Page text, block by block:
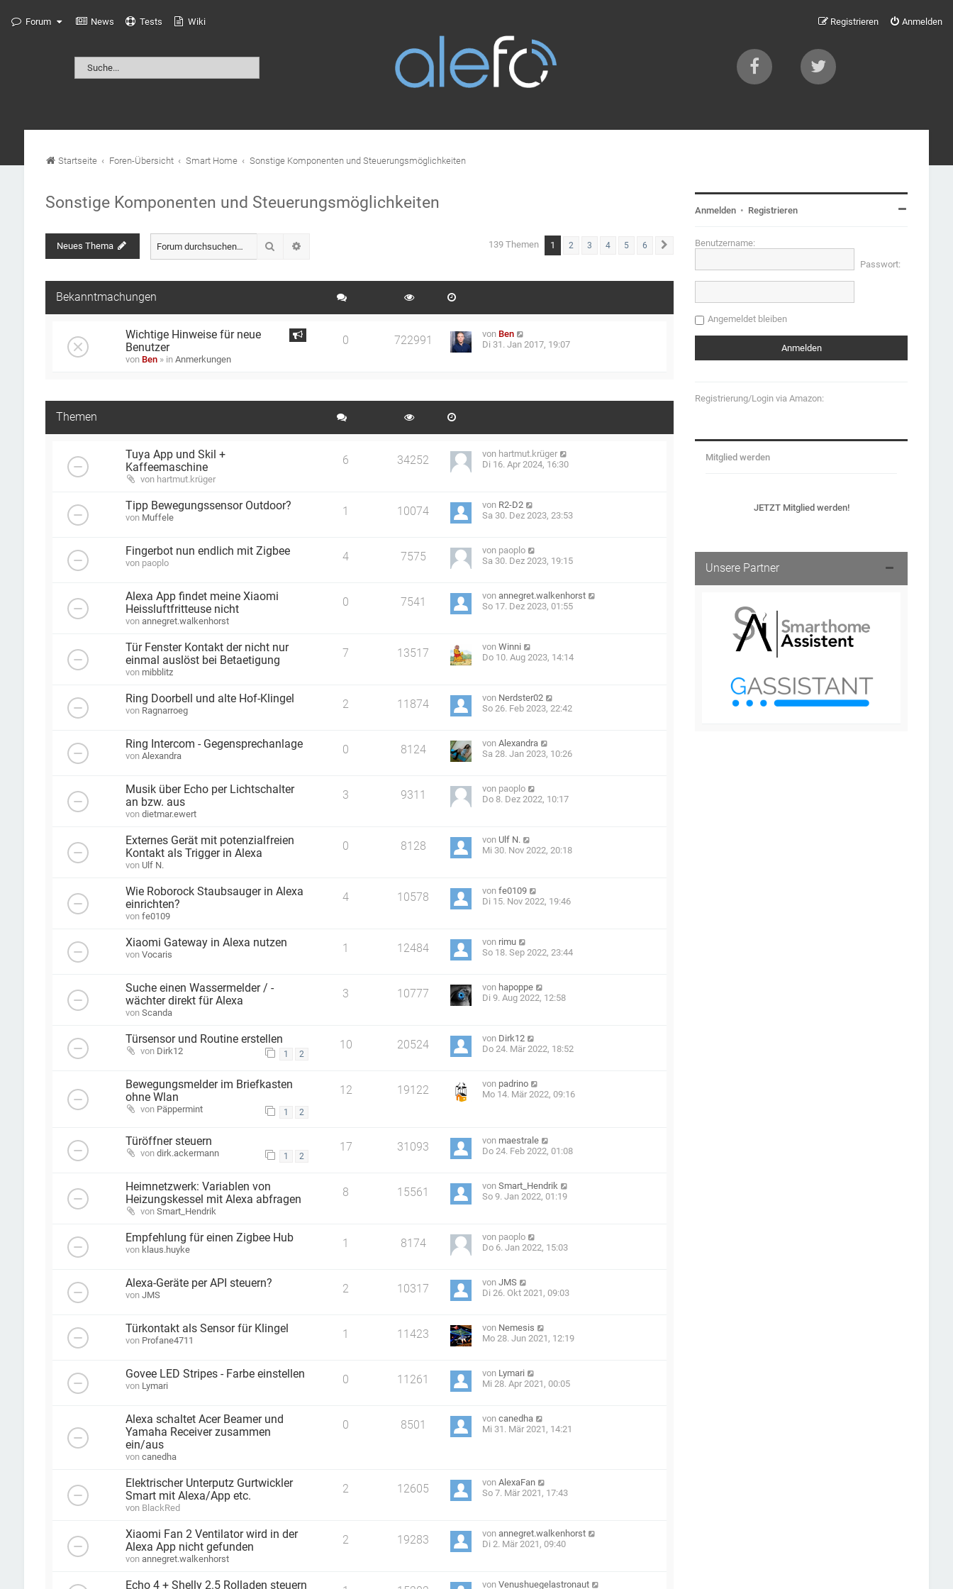
Forum News Tests Wiki Anmelden
Registrieren
Startseite Foren-Übersicht Smart Home Sonstige Komponenten und Steuerungsmöglichkeiten
Sonstige Komponenten und Steuerungsmöglichkeiten
Neues Thema Suche 139 Themen 1 2 3 4 5 6 Nächste
Bekanntmachungen
Wichtige Hinweise für neue
Benutzer
von Ben » in Anmerkungen
0 722991
von Ben
Di 31. Jan 2017, 19:07
Themen
Tuya App und Skil +
Kaffeemaschine
von hartmut.krüger
6 34252
von hartmut.krüger
Di 16. Apr 2024, 16:30
Tipp Bewegungssensor Outdoor?
von Muffele 1 10074
von R2-D2
Sa 30. Dez 2023, 23:53
Fingerbot nun endlich mit Zigbee
von paoplo 4 7575
von paoplo
Sa 30. Dez 2023, 19:15
Alexa App findet meine Xiaomi
Heissluftfritteuse nicht
von annegret.walkenhorst
0 7541
vonannegret.walkenhorst
So 17. Dez 2023, 01:55
Tür Fenster Kontakt der nicht nur
einmal auslöst bei Betaetigung
von mibblitz
7 13517
vonWinni
Do 10. Aug 2023, 14:14
Ring Doorbell und alte Hof-Klingel
von Ragnarroeg 2 11874
von Nerdster02
So 26. Feb 2023, 22:42
Ring Intercom - Gegensprechanlage
von Alexandra 0 8124
vonAlexandra
Sa 28. Jan 2023, 10:26
Musik über Echo per Lichtschalter
an bzw. aus
von dietmar.ewert
3 9311
von paoplo
Do 8. Dez 2022, 10:17
Externes Gerät mit potenzialfreien
Kontakt als Trigger in Alexa
von Ulf N.
0 8128
von Ulf N.
Mi 30. Nov 2022, 20:18
Wie Roborock Staubsauger in Alexa
einrichten?
von fe0109
4 10578
vonfe0109
Di 15. Nov 2022, 19:46
Xiaomi Gateway in Alexa nutzen
von Vocaris 1 12484
von rimu
So 18. Sep 2022, 23:44
Suche einen Wassermelder / -
wächter direkt für Alexa
von Scanda
3 10777
von hapoppe
Di 9. Aug 2022, 12:58
Türsensor und Routine erstellen
von Dirk12 1 2
10 20524
von Dirk12
Do 24. Mär 2022, 18:52
Bewegungsmelder im Briefkasten
ohne Wlan
von Päppermint 1 2
12 19122
von padrino
Mo 14. Mär 2022, 09:16
Türöffner steuern
von dirk.ackermann 1 2
17 31093
von maestrale
Do 24. Feb 2022, 01:08
Heimnetzwerk: Variablen von
Heizungskessel mit Alexa abfragen
von Smart_Hendrik
8 15561
vonSmart_Hendrik
So 9. Jan 2022, 01:19
Empfehlung für einen Zigbee Hub
von klaus.huyke 1 8174
von paoplo
Do 6. Jan 2022, 15:03
Alexa-Geräte per API steuern?
von JMS 2 10317
vonJMS
Di 26. Okt 2021, 09:03
Türkontakt als Sensor für Klingel
von Profane4711 1 11423
von Nemesis
Mo 28. Jun 2021, 12:19
Govee LED Stripes - Farbe einstellen
von Lymari 0 11261
von Lymari
Mi 28. Apr 2021, 00:05
Alexa schaltet Acer Beamer und
Yamaha Receiver zusammen
ein/aus
von canedha
0 8501
voncanedha
Mi 31. Mär 2021, 14:21
Elektrischer Unterputz Gurtwickler
Smart mit Alexa/App etc.
von BlackRed
2 12605
vonAlexaFan
So 7. Mär 2021, 17:43
Xiaomi Fan 2 Ventilator wird in der
Alexa App nicht gefunden
von annegret.walkenhorst
2 19283
vonannegret.walkenhorst
Di 2. Mär 2021, 09:40
Echo 4 + Shelly 2.5 Rolladen steuern vonVenushuegelastronaut
Anmelden • Registrieren
Benutzername:
Passwort:
Angemeldet bleiben
Registrierung/Login via Amazon:
Mitglied werden
JETZT Mitglied werden!
Unsere Partner